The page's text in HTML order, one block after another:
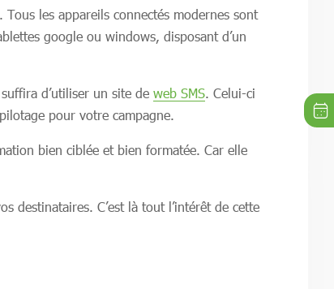
les appareils connectés modernes sont
google ou windows, disposant d’un
d’utiliser un site de web SMS. Celui-ci
pour votre campagne.
bien ciblée et bien formatée. Car elle
destinataires. C’est là tout l’intérêt de cette